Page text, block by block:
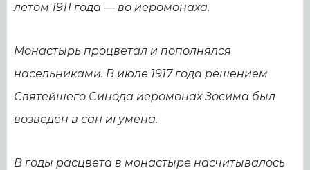
летом 1911 года — во иеромонаха.
Монастырь процветал и пополнялся
насельниками. В июле 1917 года решением
Святейшего Синода иеромонах Зосима был
возведен в сан игумена.
В годы расцвета в монастыре насчитывалось